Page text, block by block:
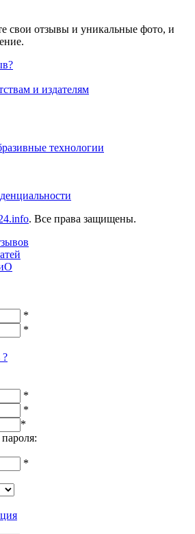
свои отзывы и уникальные фото, и
и издателям
технологии
. Все права защищены.
*
*
?
*
*
*
*